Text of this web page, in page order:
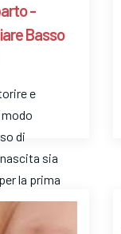
-
Basso
e
di
sia
la prima